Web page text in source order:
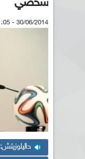
شخصي
30/06/2014 - 11:05